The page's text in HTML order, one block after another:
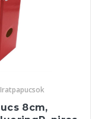
8cm,